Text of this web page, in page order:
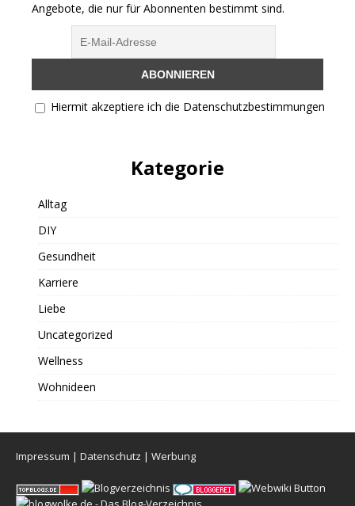
Angebote, die nur für Abonnenten bestimmt sind.
Hiermit akzeptiere ich die Datenschutzbestimmungen
Kategorie
Alltag
DIY
Gesundheit
Karriere
Liebe
Uncategorized
Wellness
Wohnideen
Impressum | Datenschutz | Werbung